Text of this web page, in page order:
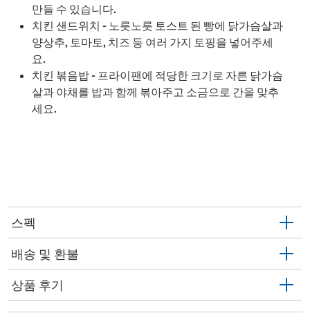
만들 수 있습니다.
치킨 샌드위치 - 노릇노릇 토스트 된 빵에 닭가슴살과
양상추, 토마토, 치즈 등 여러 가지 토핑을 넣어주세
요.
치킨 볶음밥 - 프라이팬에 적당한 크기로 자른 닭가슴
살과 야채를 밥과 함께 볶아주고 소금으로 간을 맞추
세요.
스펙
배송 및 환불
상품 후기